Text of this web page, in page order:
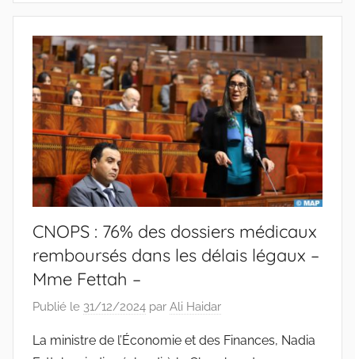
CNOPS : 76% des dossiers médicaux
remboursés dans les délais légaux –
Mme Fettah –
Publié le 31/12/2024 par Ali Haidar
La ministre de l’Économie et des Finances, Nadia